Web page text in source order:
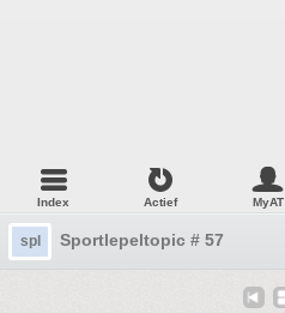
Index Actief MyAT
spl Sportlepeltopic # 57